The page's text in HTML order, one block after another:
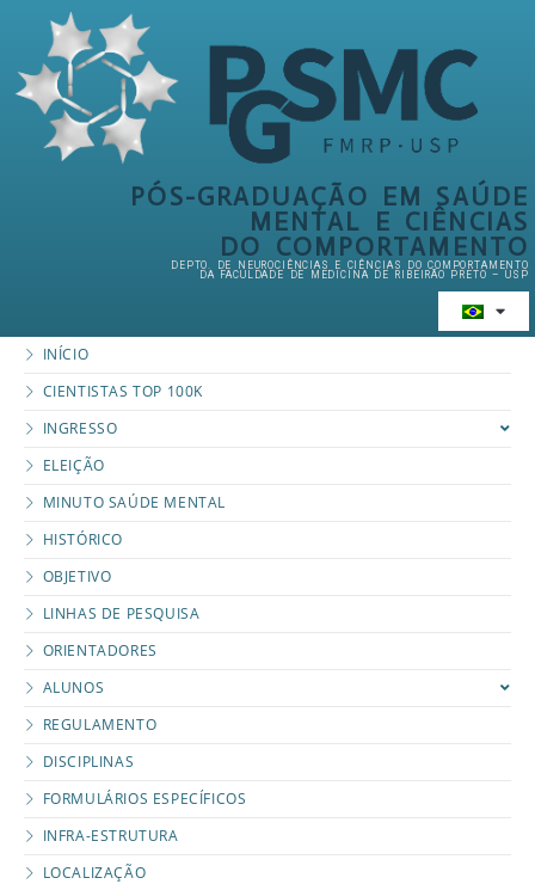
PÓS-GRADUAÇÃO EM SAÚDE
MENTAL E CIÊNCIAS
DO COMPORTAMENTO
DEPTO. DE NEUROCIÊNCIAS E CIÊNCIAS DO COMPORTAMENTO
DA FACULDADE DE MEDICINA DE RIBEIRÃO PRETO – USP
INÍCIO
CIENTISTAS TOP 100K
INGRESSO
ELEIÇÃO
MINUTO SAÚDE MENTAL
HISTÓRICO
OBJETIVO
LINHAS DE PESQUISA
ORIENTADORES
ALUNOS
REGULAMENTO
DISCIPLINAS
FORMULÁRIOS ESPECÍFICOS
INFRA-ESTRUTURA
LOCALIZAÇÃO